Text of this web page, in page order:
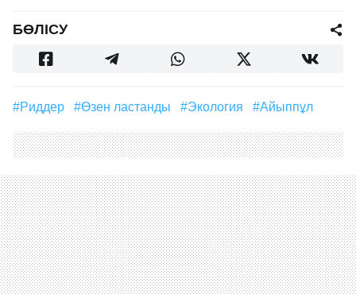
БӨЛІСУ
#Риддер #өзен ластанды #экология #айыппұл